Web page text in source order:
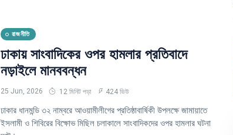
রাজনীতি
ঢাকায় সাংবাদিকের ওপর হামলার প্রতিবাদে
নড়াইলে মানববন্ধন
25 Jun, 2026 12 মিনিট পড়া 424 ভিউ
ঢাকার ধানমন্ডি ৩২ নাম্বরে আওয়ামীলীগের প্রতিষ্ঠাবার্ষিকী উপলক্ষে জামায়াতে
ইসলামী ও শিবিরের বিক্ষোভ মিছিল চলাকালে সাংবাদিকদের ওপর হামলার ঘটনা